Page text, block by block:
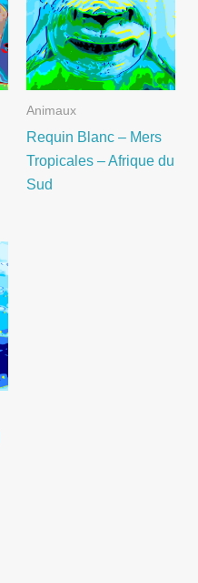
Animaux
Requin Blanc – Mers
Tropicales – Afrique du
Sud